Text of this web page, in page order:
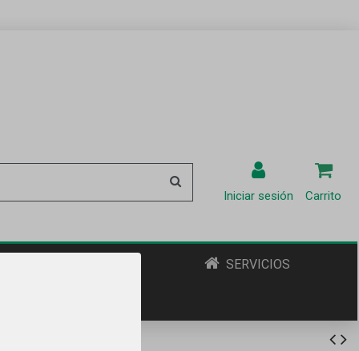
Iniciar sesión Carrito
SERVICIOS